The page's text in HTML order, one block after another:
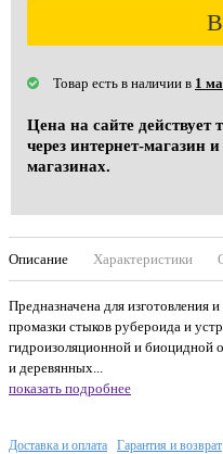
Товар есть в наличии в 1
Цена на сайте действует
через интернет-магазин
магазинах.
Описание Характеристики
Предназначена для изготовления
промазки стыков рубероида и
гидроизоляционной и биоцидной
и деревянных...
показать подробнее
Доставка и оплата Гарантия и возврат